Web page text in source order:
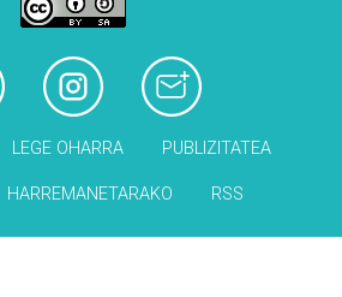
LEGE OHARRA PUBLIZITATEA
HARREMANETARAKO RSS